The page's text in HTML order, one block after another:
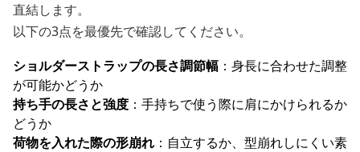
直結します。
以下の3点を最優先で確認してください。
ショルダーストラップの長さ調節幅 ：身長に合わせた調整
が可能かどうか
持ち手の長さと強度 ：手持ちで使う際に肩にかけられるか
どうか
荷物を入れた際の形崩れ ：自立するか、型崩れしにくい素